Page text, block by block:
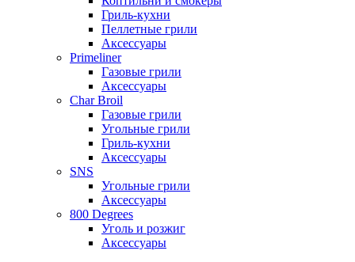
Гриль-кухни
Пеллетные грили
Аксессуары
Primeliner
Газовые грили
Аксессуары
Char Broil
Газовые грили
Угольные грили
Гриль-кухни
Аксессуары
SNS
Угольные грили
Аксессуары
800 Degrees
Уголь и розжиг
Аксессуары